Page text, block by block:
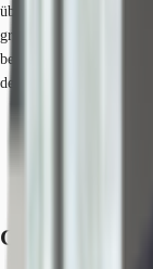
über die B 36 und B 37
größten Unternehmen in
befindet sich in der
der Nähe.
Grundrisse